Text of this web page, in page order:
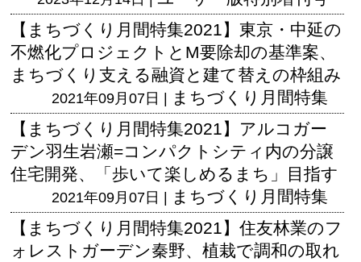
【まちづくり月間特集2021】東京・中延の
不燃化プロジェクトとM要除却の基準案、
まちづくり支える融資と建て替えの枠組み
2021年09月07日 | まちづくり月間特集
【まちづくり月間特集2021】アルコガー
デン羽生岩瀬=コンパクトシティ内の分譲
住宅開発、「歩いて楽しめるまち」目指す
2021年09月07日 | まちづくり月間特集
【まちづくり月間特集2021】住友林業のフ
ォレストガーデン秦野、植栽で調和の取れ